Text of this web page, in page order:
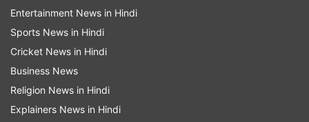
Entertainment News in Hindi
Sports News in Hindi
Cricket News in Hindi
Business News
Religion News in Hindi
Explainers News in Hindi